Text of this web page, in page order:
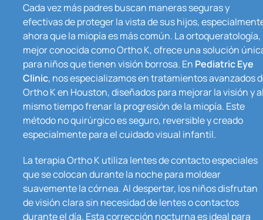
Cada vez más padres buscan maneras seguras y
efectivas de proteger la vista de sus hijos,
ahora que la miopía es más común. La ortoqueratología,
mejor conocida como Ortho K, ofrece una solución
para niños que tienen visión borrosa. En Pediatric Eye
Clinic, nos especializamos en tratamientos avanzados
Ortho K en Houston, diseñados para mejorar la visión y
mismo tiempo frenar la progresión de la miopía. Este
método no quirúrgico es seguro, reversible y creado
especialmente para el cuidado visual infantil.
La terapia Ortho K utiliza lentes de contacto especiales
que se colocan durante la noche para moldear
suavemente la córnea. Al despertar, los niños disfrutan
de visión clara sin necesidad de lentes o contactos
durante el día. Esta corrección nocturna es ideal para